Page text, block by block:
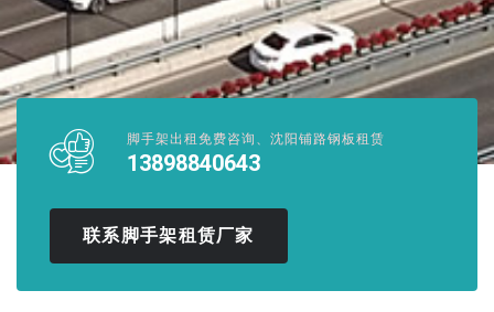
脚手架出租免费咨询、沈阳铺路钢板租赁
13898840643
联系脚手架租赁厂家